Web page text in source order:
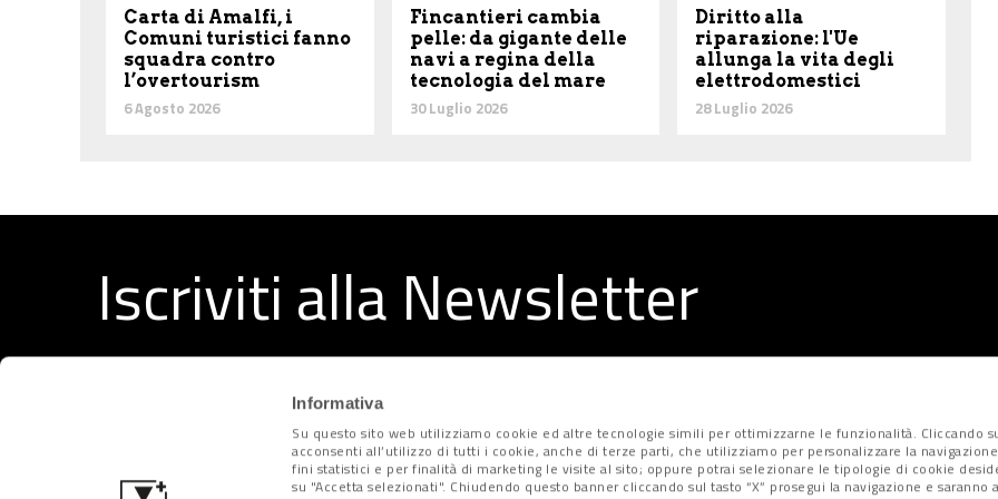
Informativa
Su questo sito web utilizziamo cookie ed altre tecnologie simili per ottimizzarne le funzionalità. Cliccando su
acconsenti all’utilizzo di tutti i cookie, anche di terze parti, che utilizziamo per personalizzare la
fini statistici e per finalità di marketing le visite al sito; oppure potrai selezionare le tipologie di cookie
su "Accetta selezionati". Chiudendo questo banner cliccando sul tasto “X” prosegui la navigazione e saranno
Carta di Amalfi, i
Comuni turistici fanno
squadra contro
l’overtourism
6 Agosto 2026
Fincantieri cambia
pelle: da gigante delle
navi a regina della
tecnologia del mare
30 Luglio 2026
Diritto alla
riparazione: l'Ue
allunga la vita degli
elettrodomestici
28 Luglio 2026
Iscriviti alla Newsletter